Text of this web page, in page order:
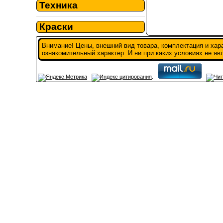
Техника
Краски
Внимание! Цены, внешний вид товара, комплектация и
ознакомительный характер. И ни при каких условиях не